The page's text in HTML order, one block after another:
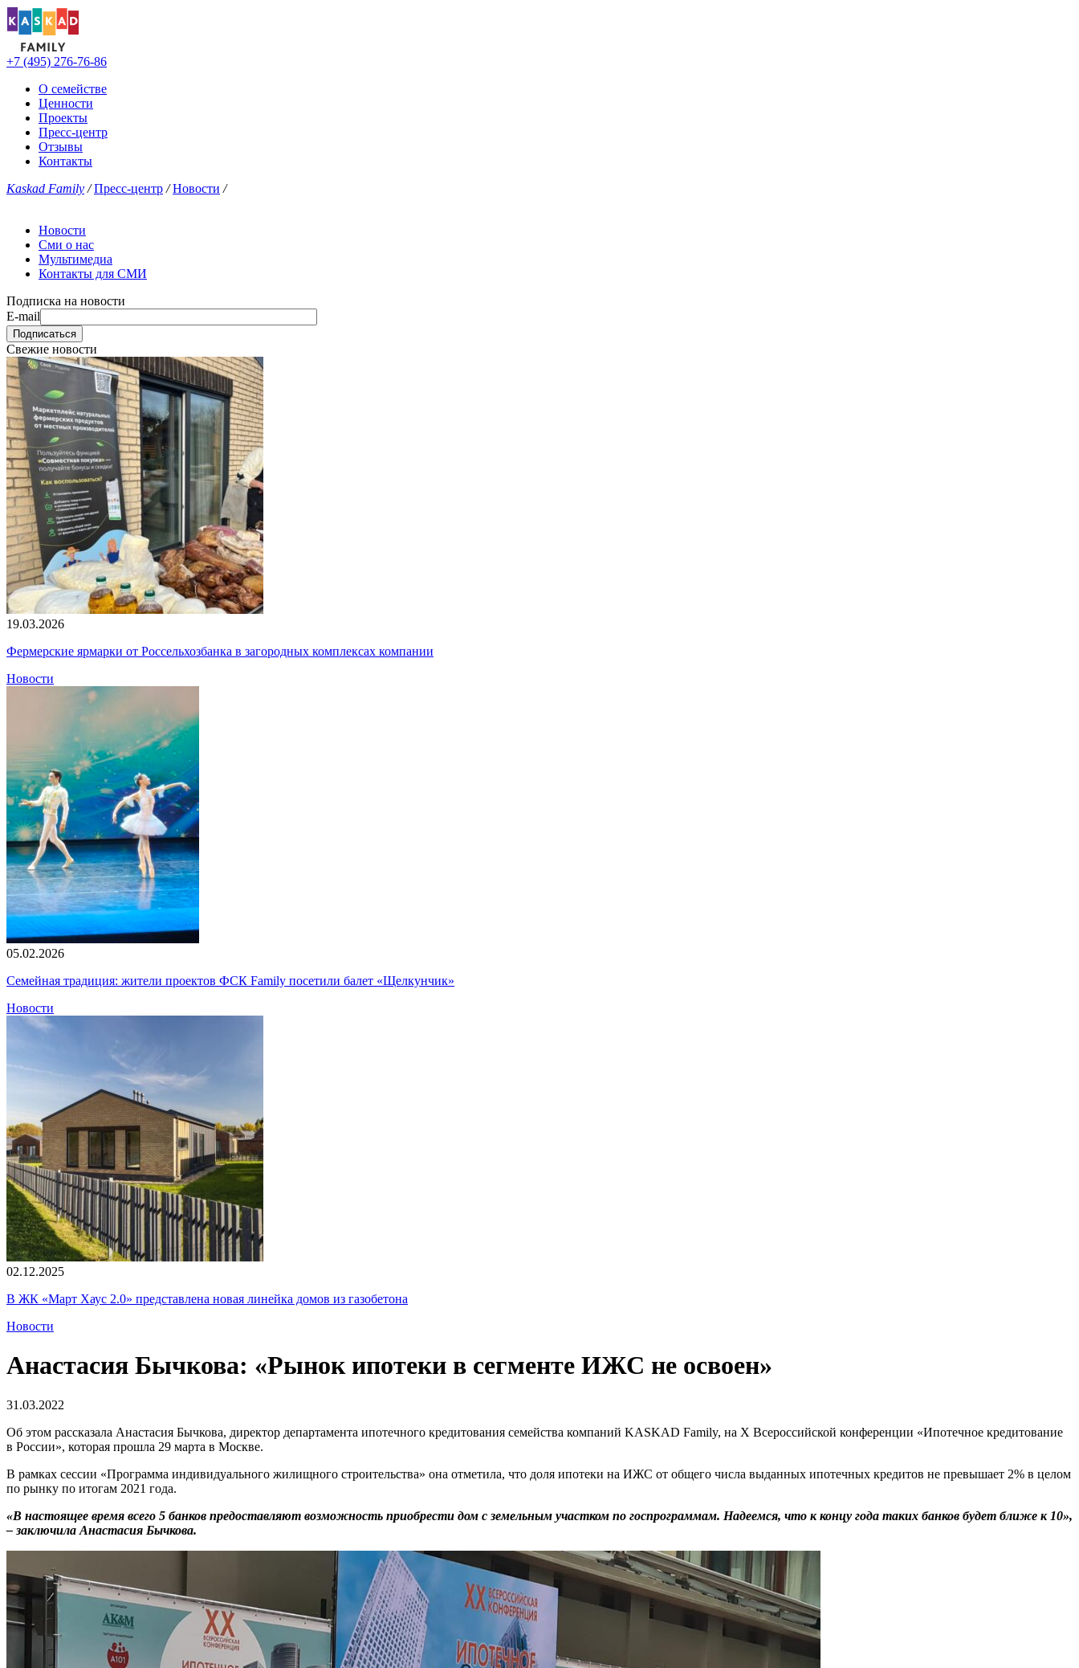
+7 (495) 276-76-86
О семействе
Ценности
Проекты
Пресс-центр
Отзывы
Контакты
Kaskad Family / Пресс-центр / Новости /
Новости
Сми о нас
Мультимедиа
Контакты для СМИ
Подписка на новости
E-mail
Свежие новости
19.03.2026
Фермерские ярмарки от Россельхозбанка в загородных комплексах компании
Новости
05.02.2026
Семейная традиция: жители проектов ФСК Family посетили балет «Щелкунчик»
Новости
02.12.2025
В ЖК «Март Хаус 2.0» представлена новая линейка домов из газобетона
Новости
Анастасия Бычкова: «Рынок ипотеки в сегменте ИЖС не освоен»
31.03.2022
Об этом рассказала Анастасия Бычкова, директор департамента ипотечного кредитования семейства компаний KASKAD Family, на Х Всероссийской конференции «Ипотечное кредитование
в России», которая прошла 29 марта в Москве.
В рамках сессии «Программа индивидуального жилищного строительства» она отметила, что доля ипотеки на ИЖС от общего числа выданных ипотечных кредитов не превышает 2% в целом
по рынку по итогам 2021 года.
«В настоящее время всего 5 банков предоставляют возможность приобрести дом с земельным участком по госпрограммам. Надеемся, что к концу года таких банков будет ближе к 10»,
– заключила Анастасия Бычкова.